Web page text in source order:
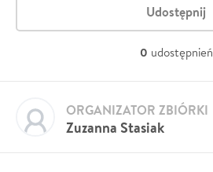
Udostępnij
0 udostępnień
Zuzanna Stasiak
ORGANIZATOR ZBIÓRKI